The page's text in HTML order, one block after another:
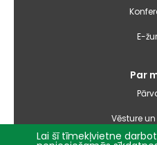
E-
Par
Vēsture
Lai šī tīmekļvietne